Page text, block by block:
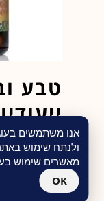
טבע
אם אתה
אנו משתמשים
ולנתח שימוש
מאשרים שימוש
OK